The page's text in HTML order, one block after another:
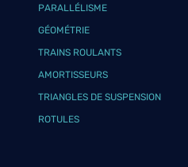
PARALLÉLISME
GÉOMÉTRIE
TRAINS ROULANTS
AMORTISSEURS
TRIANGLES DE SUSPENSION
ROTULES